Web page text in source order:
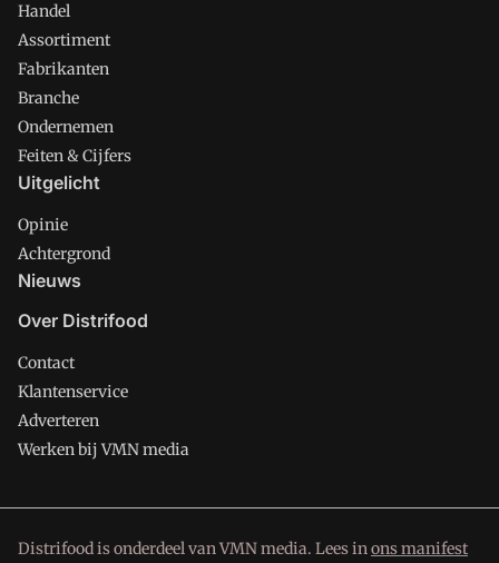
Handel
Assortiment
Fabrikanten
Branche
Ondernemen
Feiten & Cijfers
Uitgelicht
Opinie
Achtergrond
Nieuws
Over Distrifood
Contact
Klantenservice
Adverteren
Werken bij VMN media
Distrifood is onderdeel van VMN media. Lees inons manifest